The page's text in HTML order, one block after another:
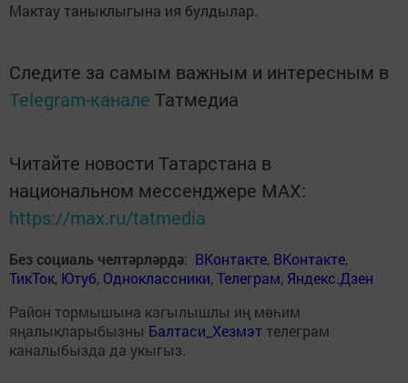
Мактау таныклыгына ия булдылар.
Следите за самым важным и интересным в
Telegram-канале Татмедиа
Читайте новости Татарстана в
национальном мессенджере MАХ:
https://max.ru/tatmedia
Без социаль челтәрләрдә: ВКонтакте, ВКонтакте,
ТикТок, Ютуб, Одноклассники,Телеграм, Яндекс.Дзен
Район тормышына кагылышлы иң мөһим
яңалыкларыбызны Балтаси_Хезмэт телеграм
каналыбызда да укыгыз.